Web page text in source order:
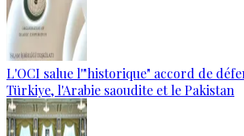
L'OCI salue l'"historique" accord de
Türkiye, l'Arabie saoudite et le Pakistan